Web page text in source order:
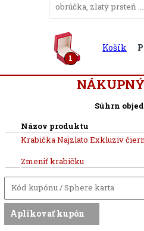
1
Košík
Súhrn
Názov produktu
Krabička Najzlato Exkluziv
Zmeniť krabičku